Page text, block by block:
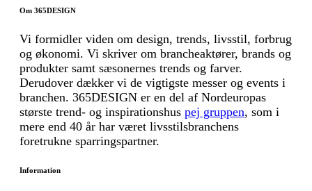
Om 365DESIGN
Vi formidler viden om design, trends, livsstil, forbrug
og økonomi. Vi skriver om brancheaktører, brands og
produkter samt sæsonernes trends og farver.
Derudover dækker vi de vigtigste messer og events i
branchen. 365DESIGN er en del af Nordeuropas
største trend- og inspirationshus pej gruppen, som i
mere end 40 år har været livsstilsbranchens
foretrukne sparringspartner.
Information